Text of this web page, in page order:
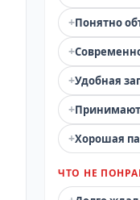
+Понятно
+
+Удобная
+
+Хорошая
ЧТО НЕ